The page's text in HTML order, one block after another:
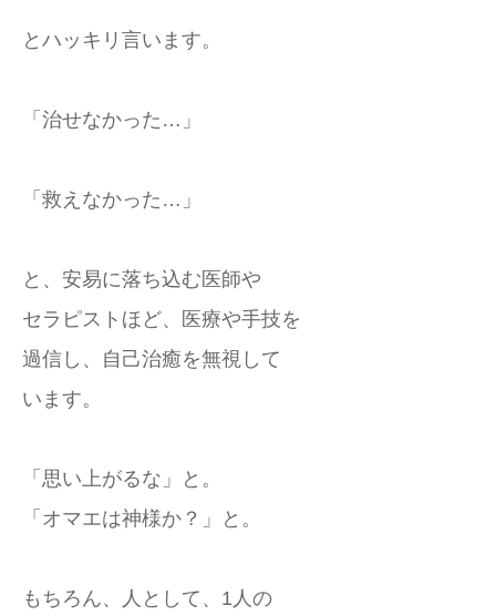
とハッキリ言います。
「治せなかった…」
「救えなかった…」
と、安易に落ち込む医師や
セラピストほど、医療や手技を
過信し、自己治癒を無視して
います。
「思い上がるな」と。
「オマエは神様か？」と。
もちろん、人として、1人の